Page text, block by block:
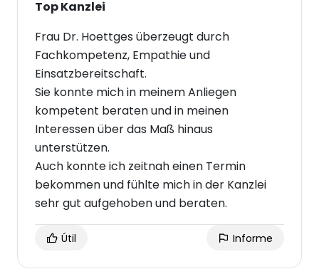
Top Kanzlei
Frau Dr. Hoettges überzeugt durch
Fachkompetenz, Empathie und
Einsatzbereitschaft.
Sie konnte mich in meinem Anliegen
kompetent beraten und in meinen
Interessen über das Maß hinaus
unterstützen.
Auch konnte ich zeitnah einen Termin
bekommen und fühlte mich in der Kanzlei
sehr gut aufgehoben und beraten.
Útil Informe